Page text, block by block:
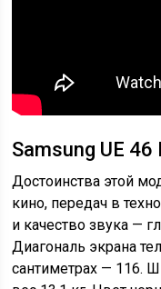
Samsung UE
Достоинства этой
кино, передач в
и качество звука —
Диагональ экрана
сантиметрах — 116.